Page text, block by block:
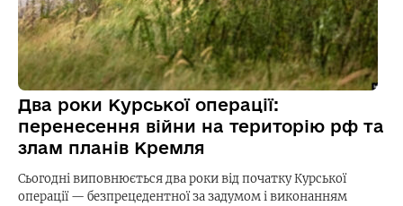
Два роки Курської операції:
перенесення війни на територію рф та
злам планів Кремля
Сьогодні виповнюється два роки від початку Курської
операції — безпрецедентної за задумом і виконанням